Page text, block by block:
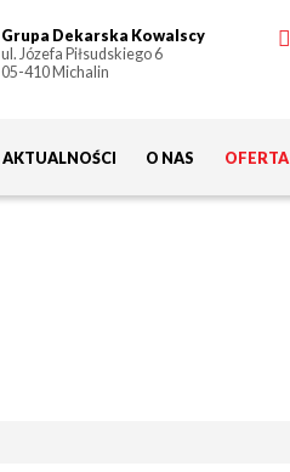
Grupa Dekarska Kowalscy
ul. Józefa Piłsudskiego 6
05-410 Michalin
AKTUALNOŚCI O NAS OFERTA